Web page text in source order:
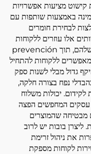
מציעות אפשרויות
באמצעות שותפות עם
לבחירת חומרים
אלו עוזרים ללקוחות
לקבל החלטות מושכלות בנוגע לפרויקטים שלהם, תוך prevención
ללקוחות להתחיל
גדול מבלי לשנות ספק
נפח בצורה חלקה,
לקידום. יכולות משלוח
עסקים המחפשים הפצה
מבטיחה שהמוצרים
ליצרן בובות יש לרוב
את ניהול זרימת
לקוחות מספקת